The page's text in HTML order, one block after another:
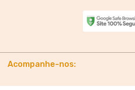
Trocas /
Política de Troca e Devolução
Sobre nós
céu, vencendo o pecado e as